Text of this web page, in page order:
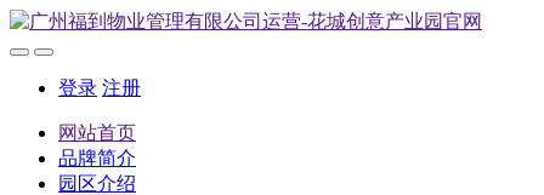
登录 注册
网站首页
品牌简介
园区介绍